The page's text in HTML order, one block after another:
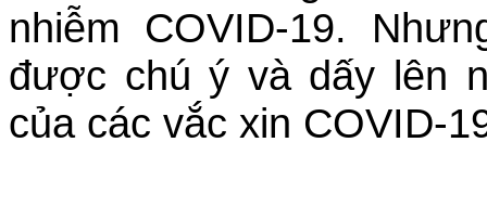
nhiễm COVID-19.
được chú ý và dấy lên
của các vắc xin COVID-